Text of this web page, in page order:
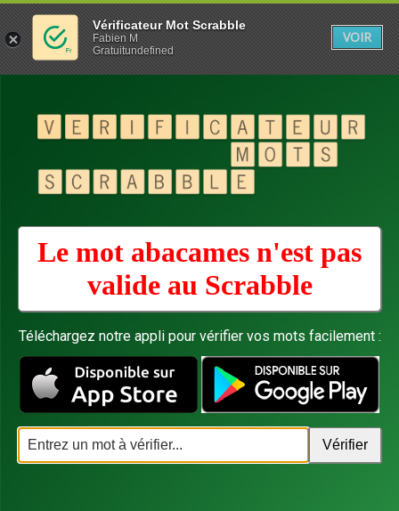
Le mot abacames n'est pas
valide au Scrabble
Téléchargez notre appli pour vérifier vos mots facilement :
Vérificateur Mot Scrabble
Fabien M
Gratuitundefined
VOIR